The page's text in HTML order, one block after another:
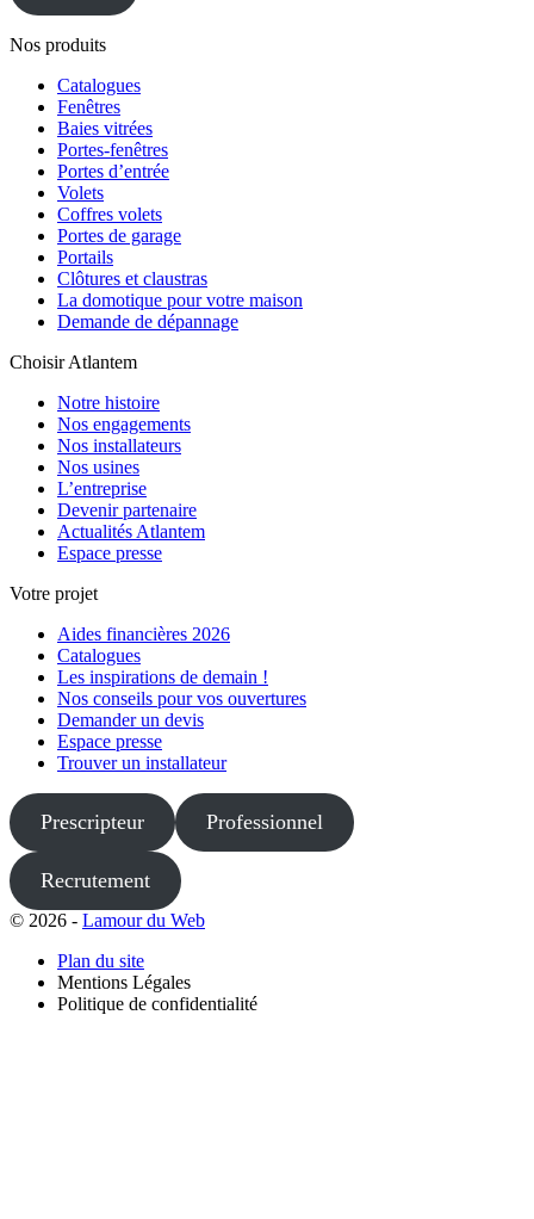
Nos produits
Catalogues
Fenêtres
Baies vitrées
Portes-fenêtres
Portes d’entrée
Volets
Coffres volets
Portes de garage
Portails
Clôtures et claustras
La domotique pour votre maison
Demande de dépannage
Choisir Atlantem
Notre histoire
Nos engagements
Nos installateurs
Nos usines
L’entreprise
Devenir partenaire
Actualités Atlantem
Espace presse
Votre projet
Aides financières 2026
Catalogues
Les inspirations de demain !
Nos conseils pour vos ouvertures
Demander un devis
Espace presse
Trouver un installateur
Prescripteur Professionnel
Recrutement
© 2026 - Lamour du Web
Plan du site
Mentions Légales
Politique de confidentialité